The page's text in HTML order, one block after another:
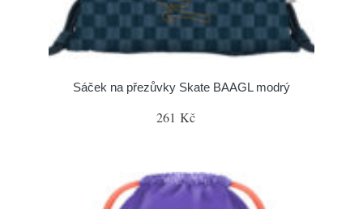
Sáček na přezůvky Skate BAAGL modrý
261 Kč